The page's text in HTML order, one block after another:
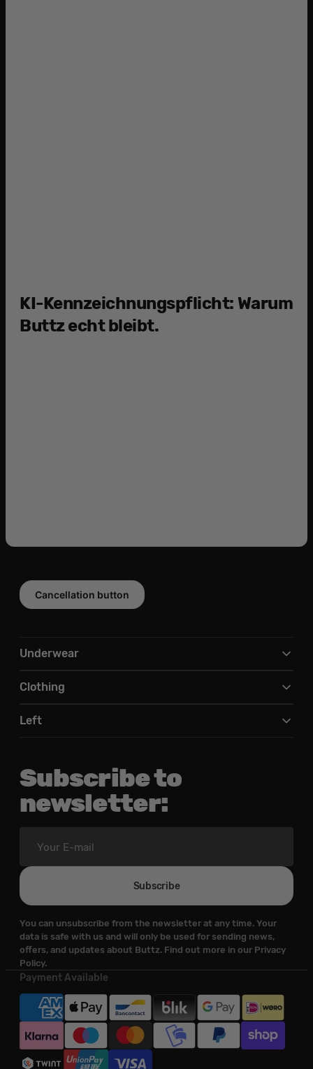
KI-Kennzeichnungspflicht: Warum
Buttz echt bleibt.
Cancellation button
Underwear
Clothing
Left
Subscribe to
newsletter:
mail
Subscribe
You can unsubscribe from the newsletter at any time. Your
data is safe with us and will only be used for sending news,
offers, and updates about Buttz. Find out more in our Privacy
Policy.
Payment Available